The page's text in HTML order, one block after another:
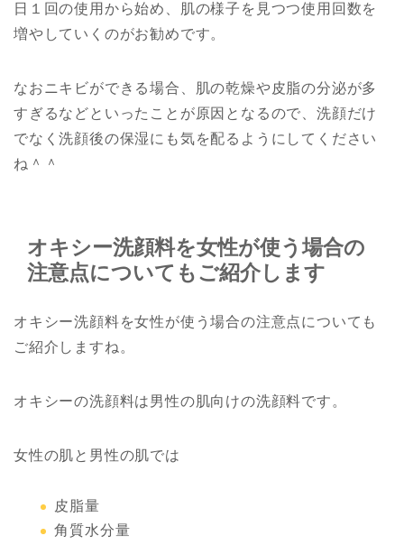
日１回の使用から始め、肌の様子を見つつ使用回数を
増やしていくのがお勧めです。
なおニキビができる場合、肌の乾燥や皮脂の分泌が多
すぎるなどといったことが原因となるので、洗顔だけ
でなく洗顔後の保湿にも気を配るようにしてください
ね＾＾
オキシー洗顔料を女性が使う場合の
注意点についてもご紹介します
オキシー洗顔料を女性が使う場合の注意点についても
ご紹介しますね。
オキシーの洗顔料は男性の肌向けの洗顔料です。
女性の肌と男性の肌では
皮脂量
角質水分量